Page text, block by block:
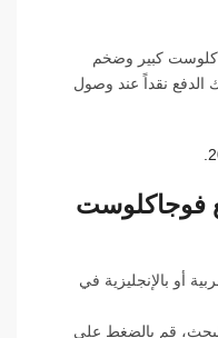
كبير وضخم
الدفع نقداً عند وصول
فوجاكلوست
أو بالإنجليزية في
قم بالضغط علي